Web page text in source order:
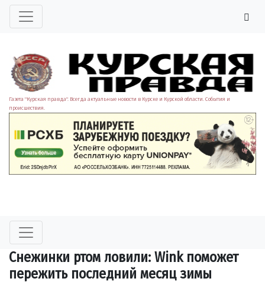
Газета "Курская правда". Всегда актуальные новости в Курске и Курской области. События и
происшествия.
Снежинки ртом ловили: Wink поможет
пережить последний месяц зимы